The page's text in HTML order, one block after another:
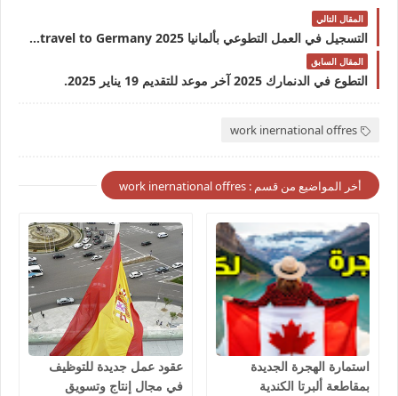
المقال التالي
التسجيل في العمل التطوعي بألمانيا Volunteers needed to travel to Germany 2025
المقال السابق
التطوع في الدنمارك 2025 آخر موعد للتقديم 19 يناير 2025.
work inernational offres
أخر المواضيع من قسم : work inernational offres
استمارة الهجرة الجديدة
بمقاطعة ألبرتا الكندية
عقود عمل جديدة للتوظيف
في مجال إنتاج وتسويق